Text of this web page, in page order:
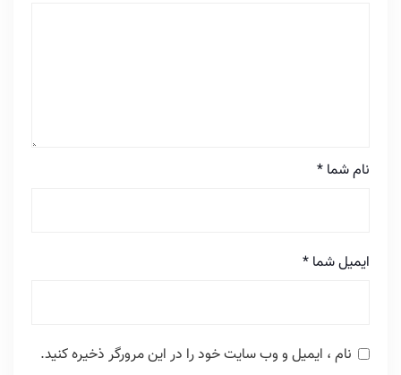
نام شما *
ایمیل شما *
نام ، ایمیل و وب سایت خود را در این مرورگر ذخیره کنید.